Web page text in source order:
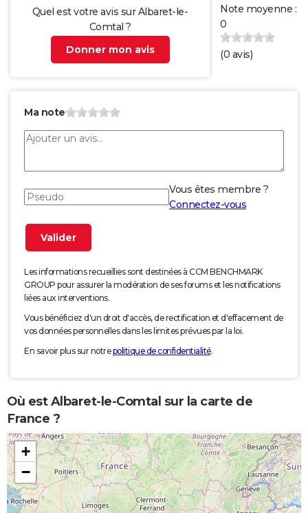
Quel est votre avis sur Albaret-le-
Comtal ?
Donner mon avis
Note moyenne :
0
(0 avis)
Ma note
Vous êtes membre ?
Connectez-vous
Les informations recueillies sont destinées à CCM BENCHMARK
GROUP pour assurer la modération de ses forums et les notifications
liées aux interventions.
Vous bénéficiez d'un droit d'accès, de rectification et d'effacement de
vos données personnelles dans les limites prévues par la loi.
En savoir plus sur notrepolitique de confidentialité.
Où est Albaret-le-Comtal sur la carte de
France ?
+
−